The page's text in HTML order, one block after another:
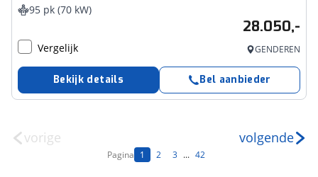
95 pk (70 kW)
28.050,-
Vergelijk GENDEREN
Bekijk details Bel aanbieder
vorige
Pagina 1 2 3 ... 42
volgende